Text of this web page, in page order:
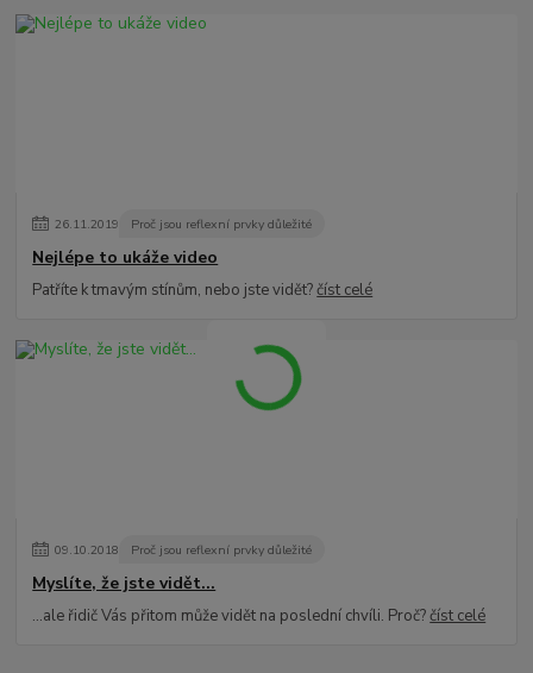
26.11.2019 Proč jsou reflexní prvky důležité
Nejlépe to ukáže video
Patříte k tmavým stínům, nebo jste vidět?číst celé
09.10.2018 Proč jsou reflexní prvky důležité
Myslíte, že jste vidět...
...ale řidič Vás přitom může vidět na poslední chvíli. Proč?číst celé